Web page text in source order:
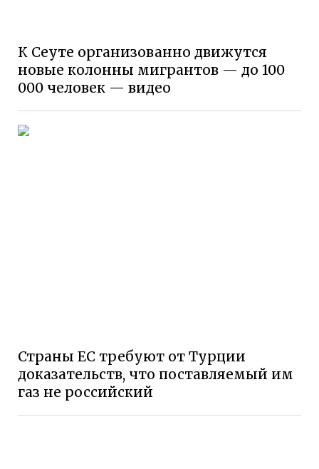
К Сеуте организованно движутся
новые колонны мигрантов — до 100
000 человек — видео
Страны ЕС требуют от Турции
доказательств, что поставляемый им
газ не российский